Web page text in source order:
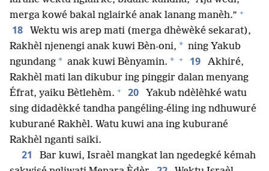
merga kowé bakal nglairké anak lanang manèh.” +
18
Wektu wis arep mati (merga dhèwèké sekarat),
Rakhèl njenengi anak kuwi Bèn-oni, * ning Yakub
ngundang * anak kuwi Bènyamin. * + 19
Akhiré,
Rakhèl mati lan dikubur ing pinggir dalan menyang
Éfrat, yaiku Bètlehèm. + 20
Yakub ndèlèhké watu
sing didadèkké tandha pangéling-éling ing ndhuwuré
kuburané Rakhèl. Watu kuwi ana ing kuburané
Rakhèl nganti saiki.
21
Bar kuwi, Israèl mangkat lan ngedegké kémah